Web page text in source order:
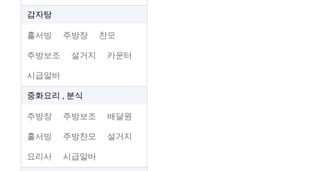
감자탕
홀서빙 주방장 찬모
주방보조 설거지 카운터
시급알바
중화요리 , 분식
주방장 주방보조 배달원
홀서빙 주방찬모 설거지
요리사 시급알바